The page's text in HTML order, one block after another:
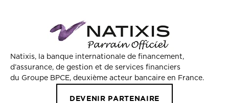
Natixis, la banque internationale de financement,
d’assurance, de gestion et de services financiers
du Groupe BPCE, deuxième acteur bancaire en France.
DEVENIR PARTENAIRE